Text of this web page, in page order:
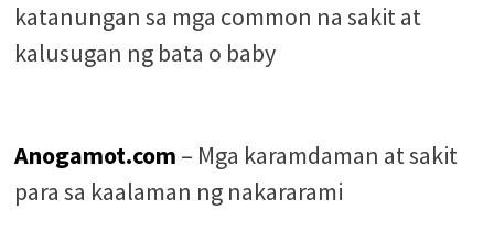
katanungan sa mga common na sakit at
kalusugan ng bata o baby
Anogamot.com – Mga karamdaman at sakit
para sa kaalaman ng nakararami